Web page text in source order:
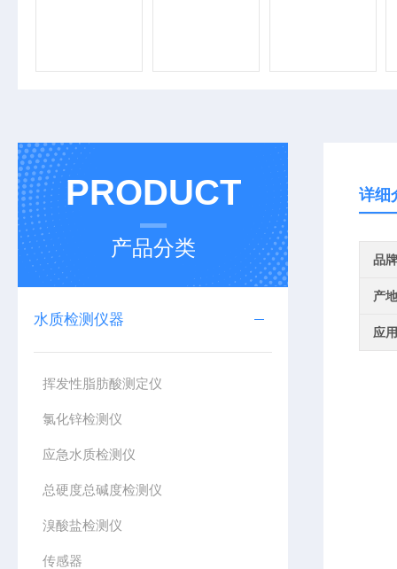
PRODUCT
产品分类
水质检测仪器
挥发性脂肪酸测定仪
氯化锌检测仪
应急水质检测仪
总硬度总碱度检测仪
溴酸盐检测仪
传感器
详细
品牌
产
应